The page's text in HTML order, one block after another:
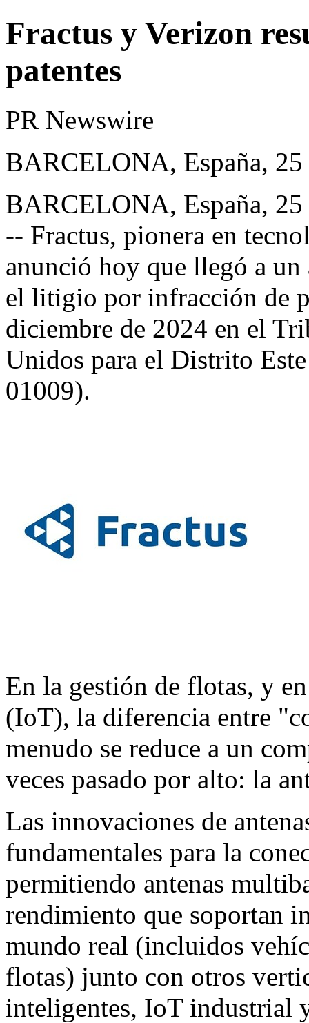
Fractus y Verizon
patentes
PR Newswire
BARCELONA, España, 25
BARCELONA, España, 25
-- Fractus, pionera en
anunció hoy que llegó a
el litigio por infracción de
diciembre de 2024 en el
Unidos para el Distrito
01009).
En la gestión de flotas, y
(IoT), la diferencia entre
menudo se reduce a un
veces pasado por alto: la
Las innovaciones de
fundamentales para la
permitiendo antenas
rendimiento que soportan
mundo real (incluidos
flotas) junto con otros
inteligentes, IoT industrial